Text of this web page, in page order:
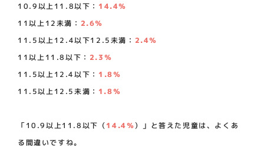
10.9以上11.8以下： 14.4％
11以上12未満： 2.6％
11.5以上12.4以下12.5未満： 2.4％
11以上11.8以下： 2.3％
11.5以上12.4以下： 1.8％
11.5以上12.5未満： 1.8％
「10.9以上11.8以下（14.4％）」と答えた児童は、よくあ
る間違いですね。